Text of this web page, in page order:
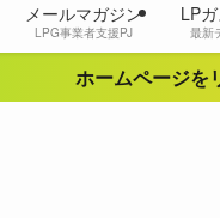
メールマガジン
LPG事業者支援PJ
LP
最新
ホームページを